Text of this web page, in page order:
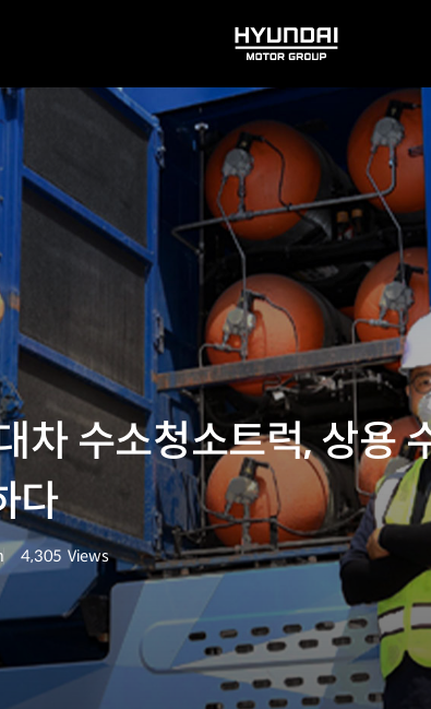
HYUNDAI
MOTOR
GROUP
차 수소청소트럭, 상용
다
조회수
4,305 Views